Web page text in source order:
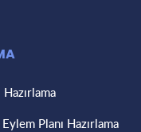
Planı Hazırlama